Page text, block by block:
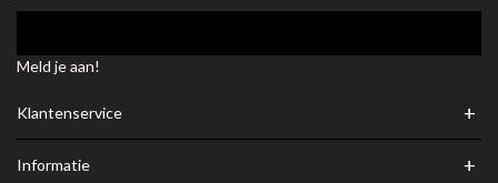
Meld je aan!
Klantenservice +
Informatie +